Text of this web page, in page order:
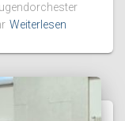
Weiterlesen